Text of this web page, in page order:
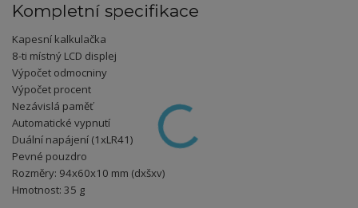
Kompletní specifikace
Kapesní kalkulačka
8-ti místný LCD displej
Výpočet odmocniny
Výpočet procent
Nezávislá paměť
Automatické vypnutí
Duální napájení (1xLR41)
Pevné pouzdro
Rozměry: 94x60x10 mm (dxšxv)
Hmotnost: 35 g